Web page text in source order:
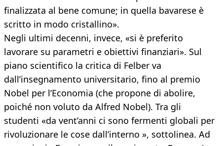
finalizzata al bene comune; in quella bavarese è
scritto in modo cristallino».
Negli ultimi decenni, invece, «si è preferito
lavorare su parametri e obiettivi finanziari». Sul
piano scientifico la critica di Felber va
dall’insegnamento universitario, fino al premio
Nobel per l’Economia (che propone di abolire,
poiché non voluto da Alfred Nobel). Tra gli
studenti «da vent’anni ci sono fermenti globali per
rivoluzionare le cose dall’interno », sottolinea. Ad